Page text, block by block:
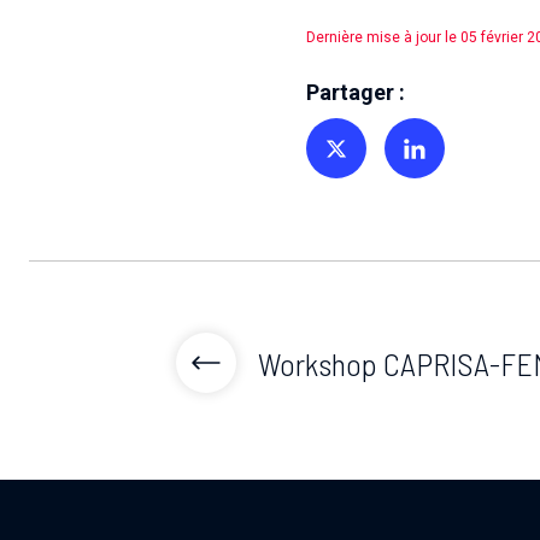
Dernière mise à jour le 05 février
Partager :
Partager sur TwitterPartager sur Linkedin
Workshop CAPRISA-